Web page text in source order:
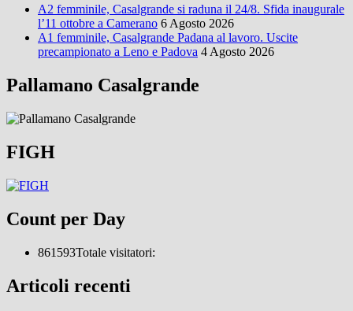
A2 femminile, Casalgrande si raduna il 24/8. Sfida inaugurale
l’11 ottobre a Camerano 6 Agosto 2026
A1 femminile, Casalgrande Padana al lavoro. Uscite
precampionato a Leno e Padova 4 Agosto 2026
Pallamano Casalgrande
FIGH
Count per Day
861593Totale visitatori:
Articoli recenti